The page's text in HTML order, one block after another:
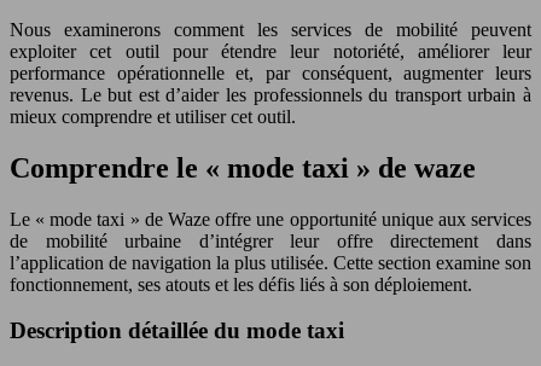
Nous examinerons comment les services de mobilité peuvent
exploiter cet outil pour étendre leur notoriété, améliorer leur
performance opérationnelle et, par conséquent, augmenter leurs
revenus. Le but est d’aider les professionnels du transport urbain à
mieux comprendre et utiliser cet outil.
Comprendre le « mode taxi » de waze
Le « mode taxi » de Waze offre une opportunité unique aux services
de mobilité urbaine d’intégrer leur offre directement dans
l’application de navigation la plus utilisée. Cette section examine son
fonctionnement, ses atouts et les défis liés à son déploiement.
Description détaillée du mode taxi